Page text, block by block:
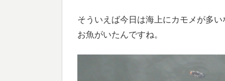
そういえば今日は海上にカモメが多
お魚がいたんですね。